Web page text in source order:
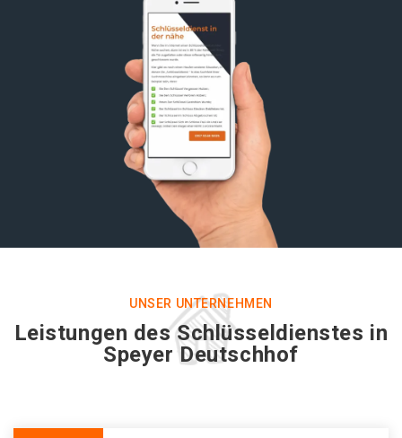
UNSER UNTERNEHMEN
Leistungen des Schlüsseldienstes in
Speyer Deutschhof